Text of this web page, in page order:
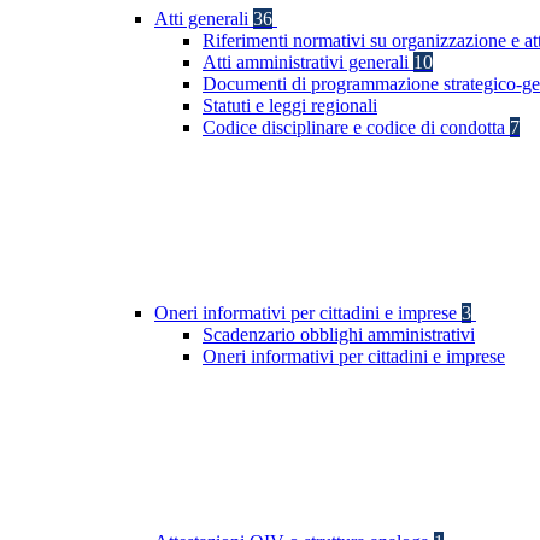
Atti generali 36
Riferimenti normativi su organizzazione e
Atti amministrativi generali 10
Documenti di programmazione strategico-
Statuti e leggi regionali
Codice disciplinare e codice di condotta 7
Oneri informativi per cittadini e imprese 3
Scadenzario obblighi amministrativi
Oneri informativi per cittadini e imprese